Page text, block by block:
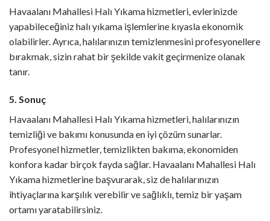
Havaalanı Mahallesi Halı Yıkama hizmetleri, evlerinizde
yapabileceğiniz halı yıkama işlemlerine kıyasla ekonomik
olabilirler. Ayrıca, halılarınızın temizlenmesini profesyonellere
bırakmak, sizin rahat bir şekilde vakit geçirmenize olanak
tanır.
5. Sonuç
Havaalanı Mahallesi Halı Yıkama hizmetleri, halılarınızın
temizliği ve bakımı konusunda en iyi çözüm sunarlar.
Profesyonel hizmetler, temizlikten bakıma, ekonomiden
konfora kadar birçok fayda sağlar. Havaalanı Mahallesi Halı
Yıkama hizmetlerine başvurarak, siz de halılarınızın
ihtiyaçlarına karşılık verebilir ve sağlıklı, temiz bir yaşam
ortamı yaratabilirsiniz.